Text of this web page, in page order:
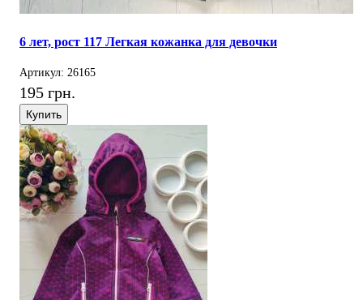
6 лет, рост 117 Легкая кожанка для девочки
Артикул: 26165
195 грн.
Купить